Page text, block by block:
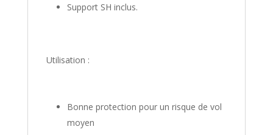
Support SH inclus.
Utilisation :
Bonne protection pour un risque de vol
moyen